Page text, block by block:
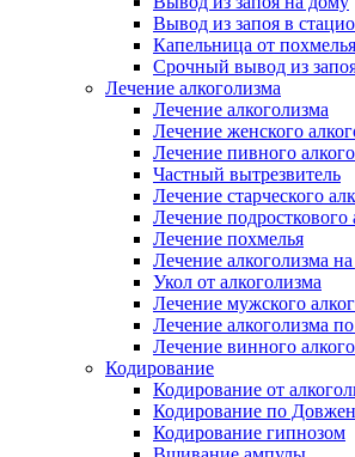
Вывод из запоя в
Капельница от похмелья
Срочный вывод из
Лечение алкоголизма
Лечение алкоголизма
Лечение женского
Лечение пивного
Частный вытрезвитель
Лечение старческого
Лечение подросткового
Лечение похмелья
Лечение алкоголизма
Укол от алкоголизма
Лечение мужского
Лечение алкоголизма
Лечение винного
Кодирование
Кодирование от
Кодирование по
Кодирование гипнозом